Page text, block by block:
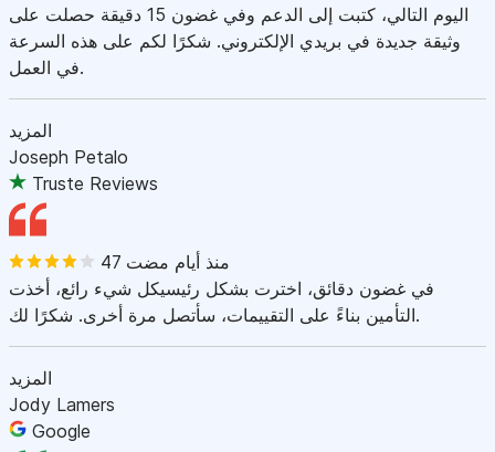
اليوم التالي، كتبت إلى الدعم وفي غضون 15 دقيقة حصلت على
وثيقة جديدة في بريدي الإلكتروني. شكرًا لكم على هذه السرعة
في العمل.
المزيد
Joseph Petalo
Truste Reviews
47 منذ أيام مضت
في غضون دقائق، اخترت بشكل رئيسيكل شيء رائع، أخذت
التأمين بناءً على التقييمات، سأتصل مرة أخرى. شكرًا لك.
المزيد
Jody Lamers
Google